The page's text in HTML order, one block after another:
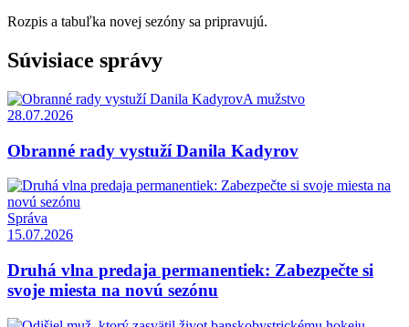
Rozpis a tabuľka novej sezóny sa pripravujú.
Súvisiace správy
A mužstvo
28.07.2026
Obranné rady vystuží Danila Kadyrov
Správa
15.07.2026
Druhá vlna predaja permanentiek: Zabezpečte si
svoje miesta na novú sezónu